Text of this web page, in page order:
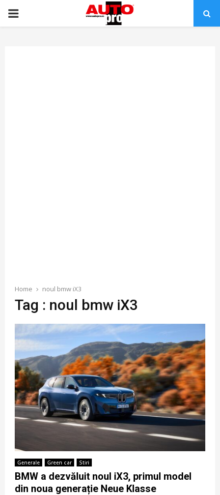
PRIMARY
Home noul bmw iX3
Tag : noul bmw iX3
Generale Green car Stiri
BMW a dezvăluit noul iX3, primul model
din noua generație Neue Klasse